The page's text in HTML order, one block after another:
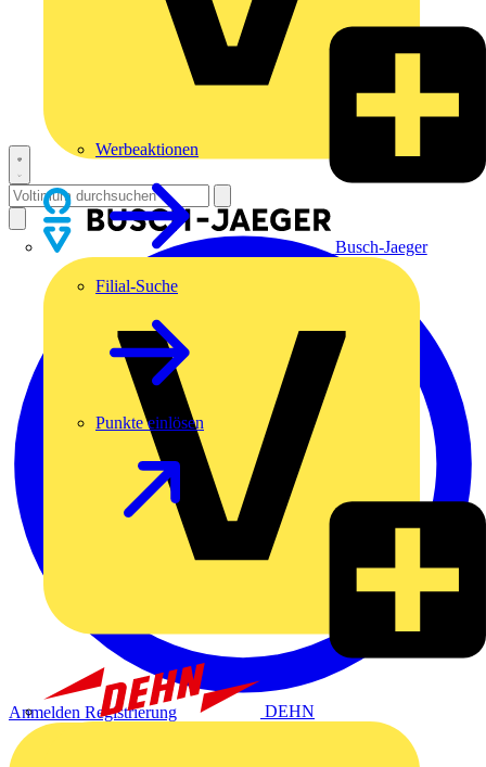
Busch-Jaeger
DEHN
Werbeaktionen
Filial-Suche
Punkte einlösen
Anmelden Registrierung